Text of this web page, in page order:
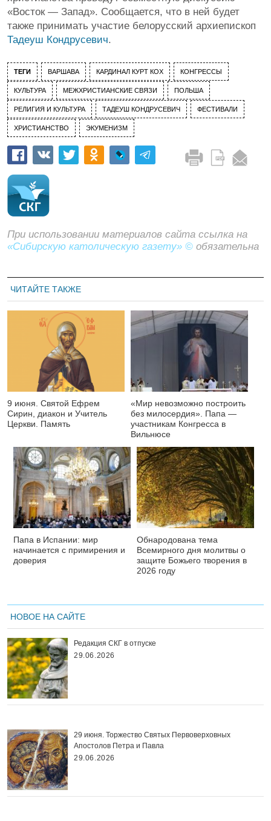
«Восток — Запад». Сообщается, что в ней будет
также принимать участие белорусский архиепископ
Тадеуш Кондрусевич.
ТЕГИ ВАРШАВА КАРДИНАЛ КУРТ КОХ КОНГРЕССЫ
КУЛЬТУРА МЕЖХРИСТИАНСКИЕ СВЯЗИ ПОЛЬША
РЕЛИГИЯ И КУЛЬТУРА ТАДЕУШ КОНДРУСЕВИЧ ФЕСТИВАЛИ
ХРИСТИАНСТВО ЭКУМЕНИЗМ
При использовании материалов сайта ссылка на
«Сибирскую католическую газету» © обязательна
ЧИТАЙТЕ ТАКЖЕ
9 июня. Святой Ефрем
Сирин, диакон и Учитель
Церкви. Память
«Мир невозможно построить
без милосердия». Папа —
участникам Конгресса в
Вильнюсе
Папа в Испании: мир
начинается с примирения и
доверия
Обнародована тема
Всемирного дня молитвы о
защите Божьего творения в
2026 году
НОВОЕ НА САЙТЕ
Редакция СКГ в отпуске
29.06.2026
29 июня. Торжество Святых Первоверховных
Апостолов Петра и Павла
29.06.2026